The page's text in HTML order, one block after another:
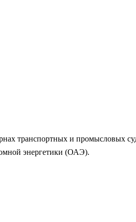
транспортных и промысловых
энергетики (ОАЭ).